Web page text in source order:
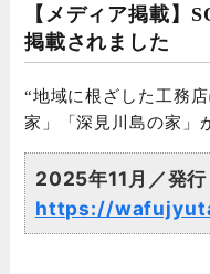
【メディア掲載】
掲載されました
“地域に根ざした工務
家」「深見川島の家」
2025年11月／発
https://